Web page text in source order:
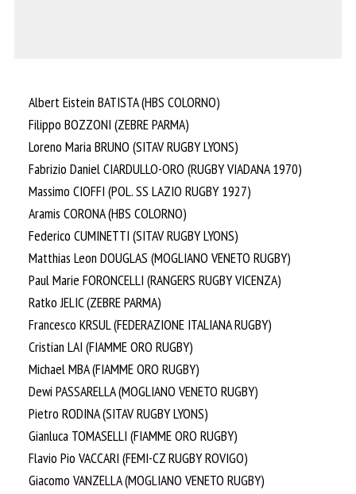
Albert Eistein BATISTA (HBS COLORNO)
Filippo BOZZONI (ZEBRE PARMA)
Loreno Maria BRUNO (SITAV RUGBY LYONS)
Fabrizio Daniel CIARDULLO-ORO (RUGBY VIADANA 1970)
Massimo CIOFFI (POL. SS LAZIO RUGBY 1927)
Aramis CORONA (HBS COLORNO)
Federico CUMINETTI (SITAV RUGBY LYONS)
Matthias Leon DOUGLAS (MOGLIANO VENETO RUGBY)
Paul Marie FORONCELLI (RANGERS RUGBY VICENZA)
Ratko JELIC (ZEBRE PARMA)
Francesco KRSUL (FEDERAZIONE ITALIANA RUGBY)
Cristian LAI (FIAMME ORO RUGBY)
Michael MBA (FIAMME ORO RUGBY)
Dewi PASSARELLA (MOGLIANO VENETO RUGBY)
Pietro RODINA (SITAV RUGBY LYONS)
Gianluca TOMASELLI (FIAMME ORO RUGBY)
Flavio Pio VACCARI (FEMI-CZ RUGBY ROVIGO)
Giacomo VANZELLA (MOGLIANO VENETO RUGBY)